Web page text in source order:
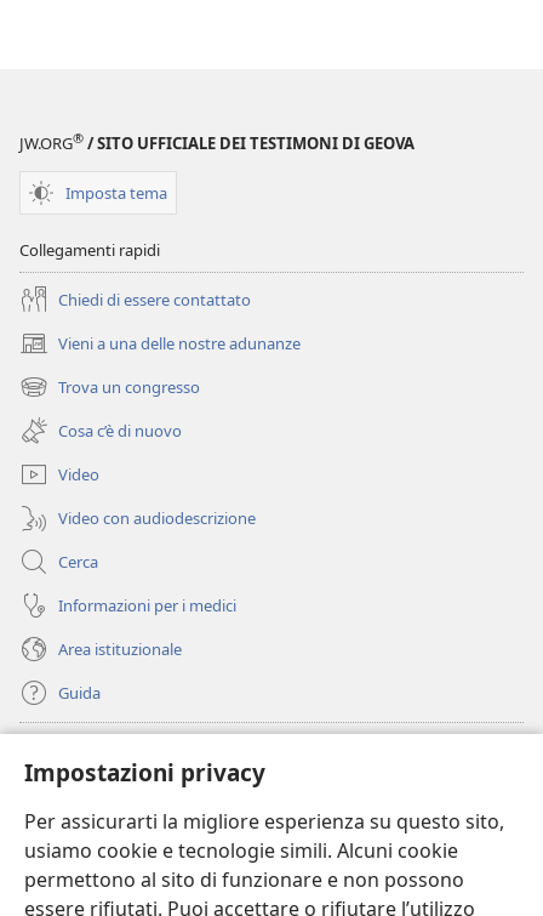
Impostazioni privacy
Per assicurarti la migliore esperienza su questo sito,
usiamo cookie e tecnologie simili. Alcuni cookie
permettono al sito di funzionare e non possono
essere rifiutati. Puoi accettare o rifiutare l’utilizzo
JW.ORG® / SITO UFFICIALE DEI TESTIMONI DI GEOVA
Imposta tema
Collegamenti rapidi
Chiedi di essere contattato
Vieni a una delle nostre adunanze
(apre
una
nuova
finestra)
Trova un congresso
(apre
una
nuova
finestra)
Cosa c’è di nuovo
Video
Video con audiodescrizione
Cerca
Informazioni per i medici
Area istituzionale
Guida
(apre
una
nuova
finestra)
BIBLIOTECA ONLINE Watchtower
(apre
una
nuova
finestra)
JW Hub
(apre
una